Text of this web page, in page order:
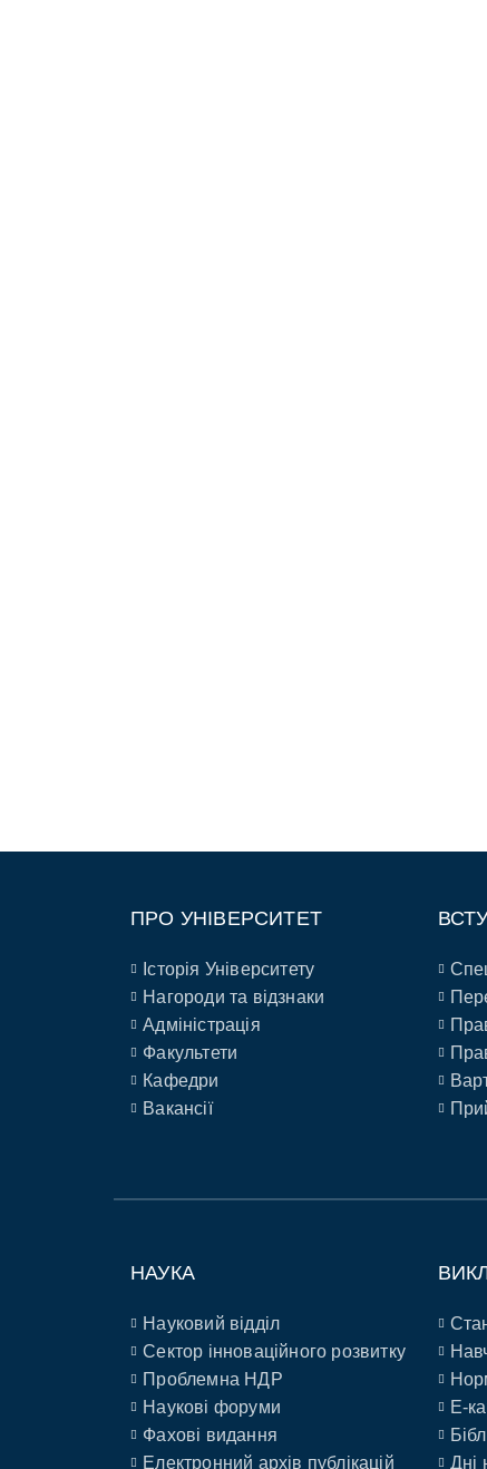
ПРО УНІВЕРСИТЕТ
Історія Університету
Нагороди та відзнаки
Адміністрація
Факультети
Кафедри
Вакансії
НАУКА
Науковий відділ
Сектор інноваційного розвитку
Проблемна НДР
Наукові форуми
Фахові видання
Електронний архів публікацій
E-
Дні